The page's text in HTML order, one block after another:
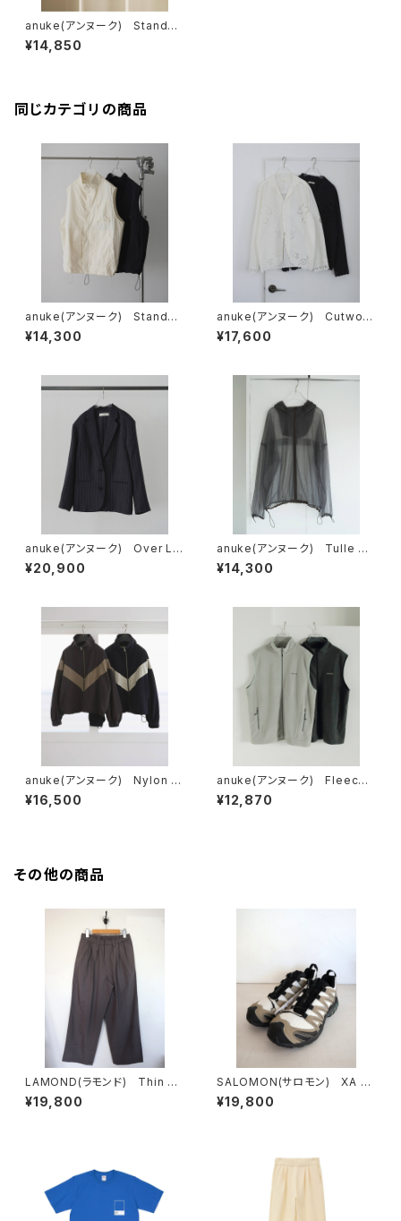
anuke(アンヌーク) Standco
llar Zip Blouson
¥14,850
同じカテゴリの商品
anuke(アンヌーク) Standco
llar Pocket Vest
¥14,300
anuke(アンヌーク) Cutwork
Opencollar Shirts
¥17,600
anuke(アンヌーク) Over Lin
en Jacket
¥20,900
anuke(アンヌーク) Tulle Zi
p Blouzon
¥14,300
anuke(アンヌーク) Nylon Tr
ack Blouzon
¥16,500
anuke(アンヌーク) Fleece
Zip Vest
¥12,870
その他の商品
LAMOND(ラモンド) Thin Ty
pewriter Center Seam 3tuc
k Pants
¥19,800
SALOMON(サロモン) XA P
RO 3D SILVER SAGE/VANI
LLA ICE/BISTRO GREEN
¥19,800